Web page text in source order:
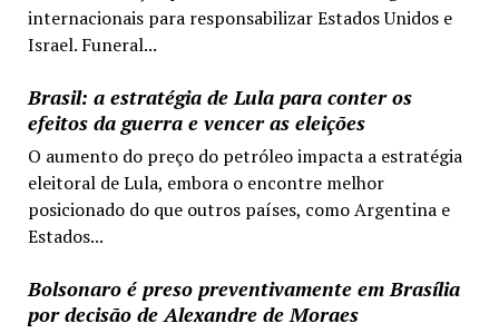
internacionais para responsabilizar Estados Unidos e
Israel. Funeral...
Brasil: a estratégia de Lula para conter os
efeitos da guerra e vencer as eleições
O aumento do preço do petróleo impacta a estratégia
eleitoral de Lula, embora o encontre melhor
posicionado do que outros países, como Argentina e
Estados...
Bolsonaro é preso preventivamente em Brasília
por decisão de Alexandre de Moraes